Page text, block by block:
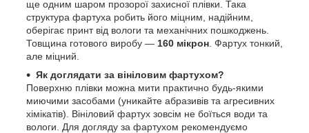
ще одним шаром прозорої захисної плівки. Така
структура фартуха робить його міцним, надійним,
оберігає принт від вологи та механічних пошкоджень.
Товщина готового виробу — 160 мікрон . Фартух тонкий,
але міцний.
Як доглядати за вініловим фартухом?
Поверхню плівки можна мити практично будь-якими
миючими засобами (уникайте абразивів та агресивних
хімікатів). Вініловий фартух зовсім не боїться води та
вологи. Для догляду за фартухом рекомендуємо